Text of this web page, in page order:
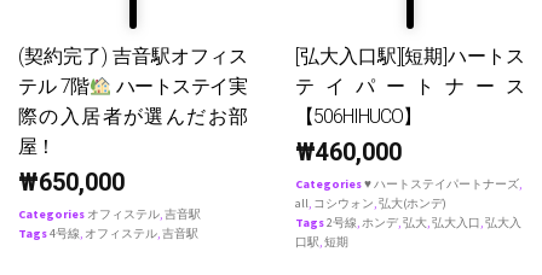
(契約完了) 吉音駅オフィス
テル 7階
ハートステイ実
際の入居者が選んだお部
屋！
₩650,000
Categories オフィステル,吉音駅
Tags4号線, オフィステル,吉音駅
[弘大入口駅][短期]ハートス
テイパートナース
【506HIHUCO】
₩460,000
Categories♥ ハートステイパートナーズ,
all, コシウォン,弘大(ホンデ)
Tags2号線,ホンデ,弘大,弘大入口,弘大入
口駅,短期